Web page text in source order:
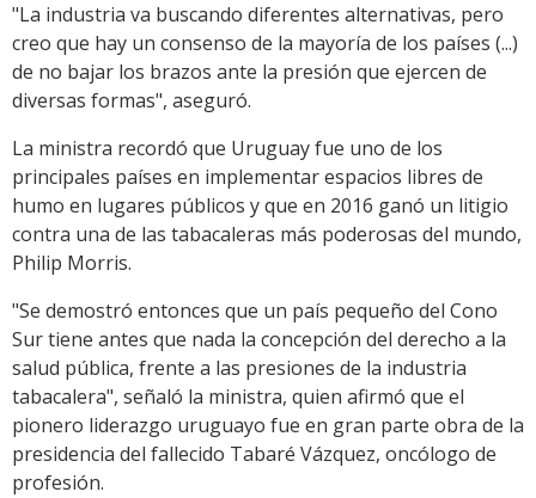
"La industria va buscando diferentes alternativas, pero
creo que hay un consenso de la mayoría de los países (...)
de no bajar los brazos ante la presión que ejercen de
diversas formas", aseguró.
La ministra recordó que Uruguay fue uno de los
principales países en implementar espacios libres de
humo en lugares públicos y que en 2016 ganó un litigio
contra una de las tabacaleras más poderosas del mundo,
Philip Morris.
"Se demostró entonces que un país pequeño del Cono
Sur tiene antes que nada la concepción del derecho a la
salud pública, frente a las presiones de la industria
tabacalera", señaló la ministra, quien afirmó que el
pionero liderazgo uruguayo fue en gran parte obra de la
presidencia del fallecido Tabaré Vázquez, oncólogo de
profesión.